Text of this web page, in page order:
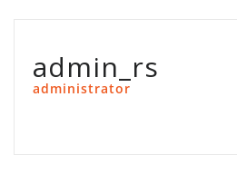
admin_rs
administrator